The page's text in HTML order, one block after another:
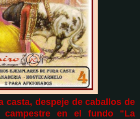
casta, despeje de caballos de
campestre en el fundo "La